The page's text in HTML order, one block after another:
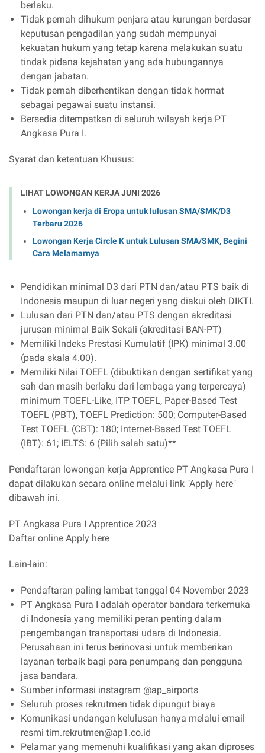
berlaku.
Tidak pernah dihukum penjara atau kurungan berdasar
keputusan pengadilan yang sudah mempunyai
kekuatan hukum yang tetap karena melakukan suatu
tindak pidana kejahatan yang ada hubungannya
dengan jabatan.
Tidak pernah diberhentikan dengan tidak hormat
sebagai pegawai suatu instansi.
Bersedia ditempatkan di seluruh wilayah kerja PT
Angkasa Pura I.
Syarat dan ketentuan Khusus:
LIHAT LOWONGAN KERJA JUNI 2026
Lowongan kerja di Eropa untuk lulusan SMA/SMK/D3
Terbaru 2026
Lowongan Kerja Circle K untuk Lulusan SMA/SMK, Begini
Cara Melamarnya
Pendidikan minimal D3 dari PTN dan/atau PTS baik di
Indonesia maupun di luar negeri yang diakui oleh DIKTI.
Lulusan dari PTN dan/atau PTS dengan akreditasi
jurusan minimal Baik Sekali (akreditasi BAN-PT)
Memiliki Indeks Prestasi Kumulatif (IPK) minimal 3.00
(pada skala 4.00).
Memiliki Nilai TOEFL (dibuktikan dengan sertifikat yang
sah dan masih berlaku dari lembaga yang terpercaya)
minimum TOEFL-Like, ITP TOEFL, Paper-Based Test
TOEFL (PBT), TOEFL Prediction: 500; Computer-Based
Test TOEFL (CBT): 180; Internet-Based Test TOEFL
(IBT): 61; IELTS: 6 (Pilih salah satu)**
Pendaftaran lowongan kerja Apprentice PT Angkasa Pura I
dapat dilakukan secara online melalui link "Apply here"
dibawah ini.
PT Angkasa Pura I Apprentice 2023
Daftar online Apply here
Lain-lain:
Pendaftaran paling lambat tanggal 04 November 2023
PT Angkasa Pura I adalah operator bandara terkemuka
di Indonesia yang memiliki peran penting dalam
pengembangan transportasi udara di Indonesia.
Perusahaan ini terus berinovasi untuk memberikan
layanan terbaik bagi para penumpang dan pengguna
jasa bandara.
Sumber informasi instagram @ap_airports
Seluruh proses rekrutmen tidak dipungut biaya
Komunikasi undangan kelulusan hanya melalui email
resmi tim.rekrutmen@ap1.co.id
Pelamar yang memenuhi kualifikasi yang akan diproses